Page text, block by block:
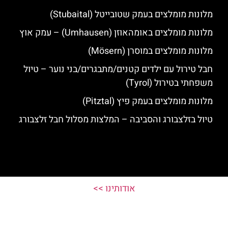
מלונות מומלצים בעמק שטובייטל (Stubaital)
מלונות מומלצים באומהאוזן (Umhausen) – עמק אוץ
מלונות מומלצים במוסרן (Mösern)
חבל טירול עם ילדים קטנים/מתבגרים/בני נוער – טיול
משפחתי בטירול (Tyrol)
מלונות מומלצים בעמק פיץ (Pitztal)
טיול בזלצבורג והסביבה – המלצות מסלול חבל זלצבורג
אודותינו >>